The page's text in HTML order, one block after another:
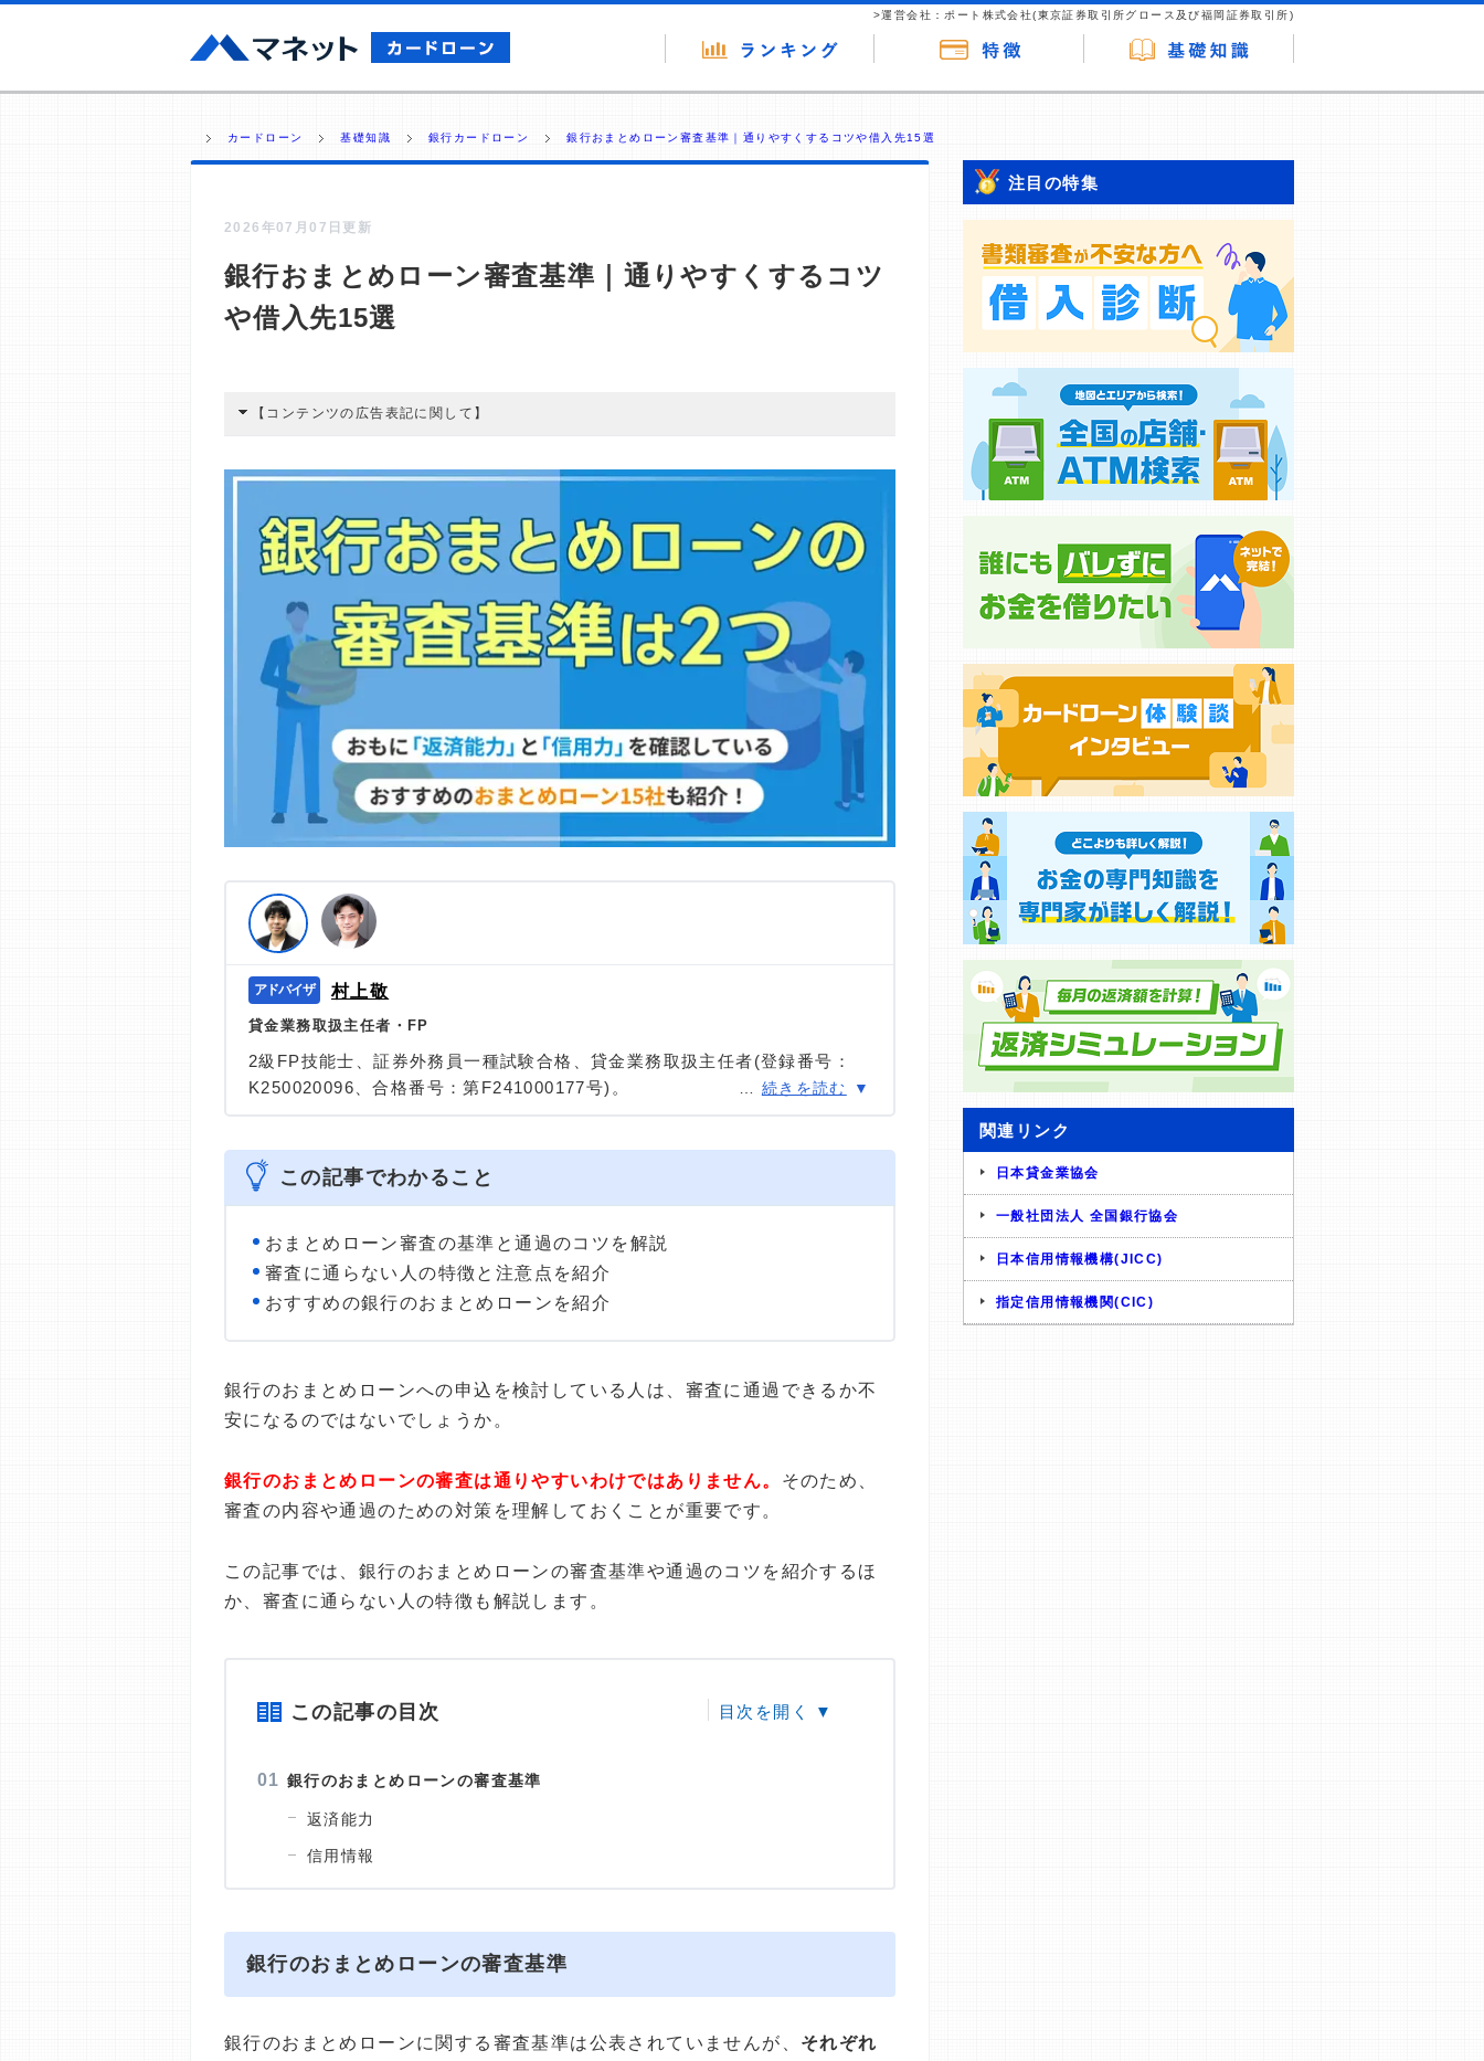
>運営会社：ポート株式会社(東京証券取引所グロース及び福岡証券取引所)
カードローン 基礎知識 銀行カードローン 銀行おまとめローン審査基準｜通りやすくするコツや借入先15選
2026年07月07日更新
銀行おまとめローン審査基準｜通りやすくするコツ
や借入先15選
【コンテンツの広告表記に関して】
酬が支払われるという収益モデルです。 ただし、特定の商品を根拠なくPRするものではなく、当
>提携企業一覧
村上敬
貸金業務取扱主任者・FP
2級FP技能士、証券外務員一種試験合格、貸金業務取扱主任者(登録番号：
K250020096、合格番号：第F241000177号)。
は計2000本以上。ローン利用者へのインタビューなども多数実施し、専門知
識と事実に基づいた信頼性の高い情報発信を心がけている。
… 続きを読む
この記事でわかること
おまとめローン審査の基準と通過のコツを解説
審査に通らない人の特徴と注意点を紹介
おすすめの銀行のおまとめローンを紹介
銀行のおまとめローンへの申込を検討している人は、審査に通過できるか不
安になるのではないでしょうか。
銀行のおまとめローンの審査は通りやすいわけではありません。 そのため、
審査の内容や通過のための対策を理解しておくことが重要です。
この記事では、銀行のおまとめローンの審査基準や通過のコツを紹介するほ
か、審査に通らない人の特徴も解説します。
この記事の目次
銀行のおまとめローンの審査基準
返済能力
信用情報
銀行のおまとめローンの審査基準
銀行のおまとめローンに関する審査基準は公表されていませんが、 それぞれ
注目の特集
関連リンク
日本貸金業協会
一般社団法人 全国銀行協会
日本信用情報機構(JICC)
指定信用情報機関(CIC)